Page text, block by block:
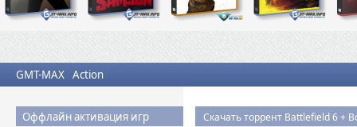
GMT-MAX Action
Оффлайн активация игр Скачать торрент Battlefield 6 +